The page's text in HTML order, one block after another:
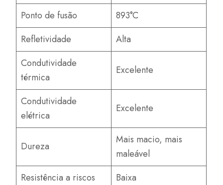
Ponto de fusão
893°C
Refletividade
Alta
Condutividade
térmica
Excelente
Condutividade
elétrica
Excelente
Dureza
Mais macio, mais
maleável
Resistência a riscos
Baixa